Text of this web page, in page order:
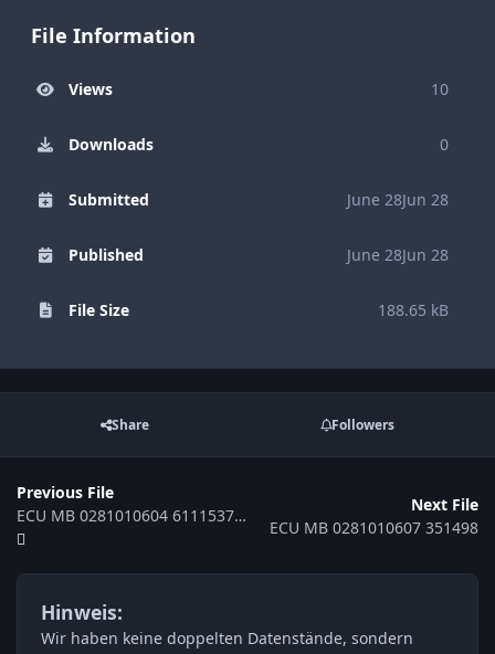
File Information
Views 10
Downloads 0
Submitted June 28Jun 28
Published June 28Jun 28
File Size 188.65 kB
Share Followers
Previous File
ECU MB 0281010604 6111537079 351472
Next File
ECU MB 0281010607 351498
Hinweis:
Wir haben keine doppelten Datenstände, sondern